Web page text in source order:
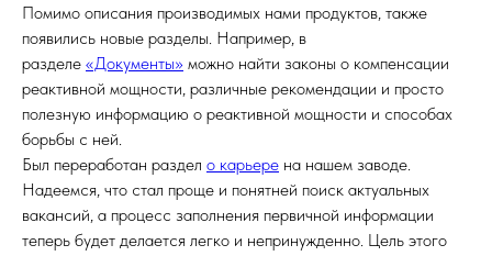
Помимо описания производимых нами продуктов, также
появились новые разделы. Например, в
разделе «Документы» можно найти законы о компенсации
реактивной мощности, различные рекомендации и просто
полезную информацию о реактивной мощности и способах
борьбы с ней.
Был переработан раздел о карьере на нашем заводе.
Надеемся, что стал проще и понятней поиск актуальных
вакансий, а процесс заполнения первичной информации
теперь будет делается легко и непринужденно. Цель этого